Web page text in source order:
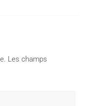
Les champs